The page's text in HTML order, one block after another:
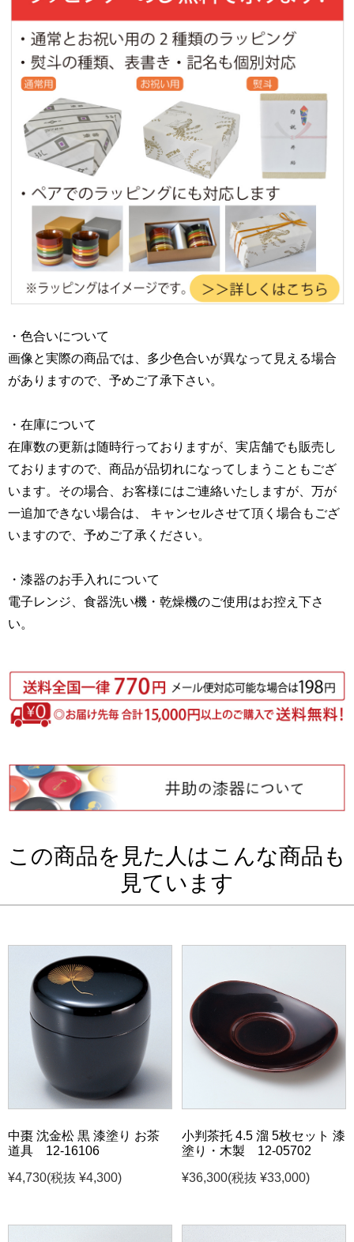
・色合いについて
画像と実際の商品では、多少色合いが異なって見える場合
がありますので、予めご了承下さい。
・在庫について
在庫数の更新は随時行っておりますが、実店舗でも販売し
ておりますので、商品が品切れになってしまうこともござ
います。その場合、お客様にはご連絡いたしますが、万が
一追加できない場合は、 キャンセルさせて頂く場合もござ
いますので、予めご了承ください。
・漆器のお手入れについて
電子レンジ、食器洗い機・乾燥機のご使用はお控え下さ
い。
この商品を見た人はこんな商品も
見ています
中棗 沈金松 黒 漆塗り お茶
道具 12-16106
¥4,730(税抜 ¥4,300)
小判茶托 4.5 溜 5枚セット 漆
塗り・木製 12-05702
¥36,300(税抜 ¥33,000)